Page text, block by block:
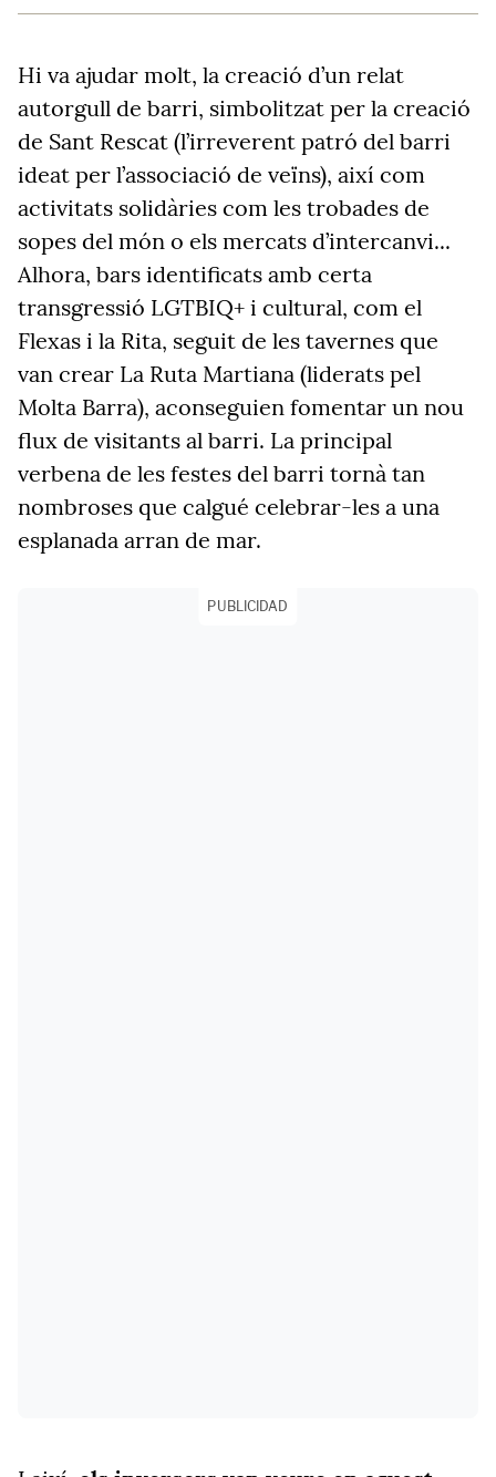
Hi va ajudar molt, la creació d’un relat
autorgull de barri, simbolitzat per la creació
de Sant Rescat (l’irreverent patró del barri
ideat per l’associació de veïns), així com
activitats solidàries com les trobades de
sopes del món o els mercats d’intercanvi...
Alhora, bars identificats amb certa
transgressió LGTBIQ+ i cultural, com el
Flexas i la Rita, seguit de les tavernes que
van crear La Ruta Martiana (liderats pel
Molta Barra), aconseguien fomentar un nou
flux de visitants al barri. La principal
verbena de les festes del barri tornà tan
nombroses que calgué celebrar-les a una
esplanada arran de mar.
PUBLICIDAD